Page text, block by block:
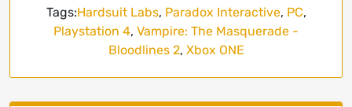
Tags:Hardsuit Labs, Paradox Interactive, PC,
Playstation 4, Vampire: The Masquerade -
Bloodlines 2, Xbox ONE